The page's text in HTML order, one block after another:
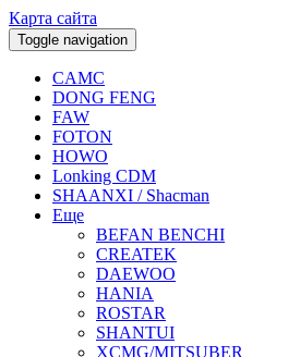
Карта сайта
Toggle navigation
CAMC
DONG FENG
FAW
FOTON
HOWO
Lonking CDM
SHAANXI / Shacman
Еще
BEFAN BENCHI
CREATEK
DAEWOO
HANIA
ROSTAR
SHANTUI
XCMG/MITSUBER